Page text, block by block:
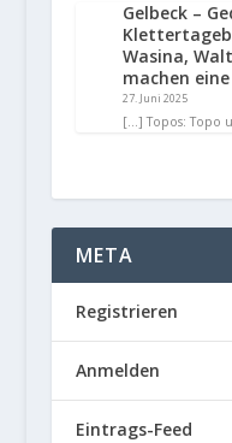
Gelbeck –
Wasina,
machen
27. Juni 2025
[…] Topos: Topo
META
Registrieren
Anmelden
Eintrags-Feed